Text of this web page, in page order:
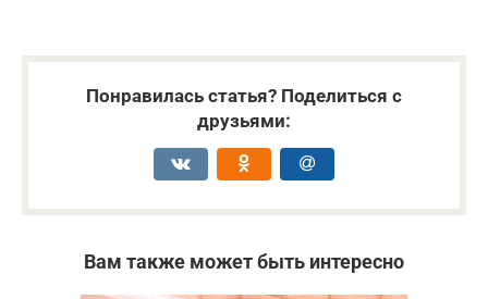
Понравилась статья? Поделиться с
друзьями:
Вам также может быть интересно